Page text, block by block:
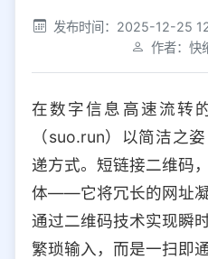
社交平台 电
选择防红平台类型，避免链接被拦截
iOS Android
选择允许访问的平台类型
发布时间：2025-12-25
作者：快
在数字信息高速流转
（suo.run）以简洁之
递方式。短链接二维码
体——它将冗长的网址
通过二维码技术实现瞬
繁琐输入，而是一扫即通